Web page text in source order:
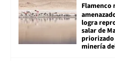
Flamenco
logra
salar de
minería